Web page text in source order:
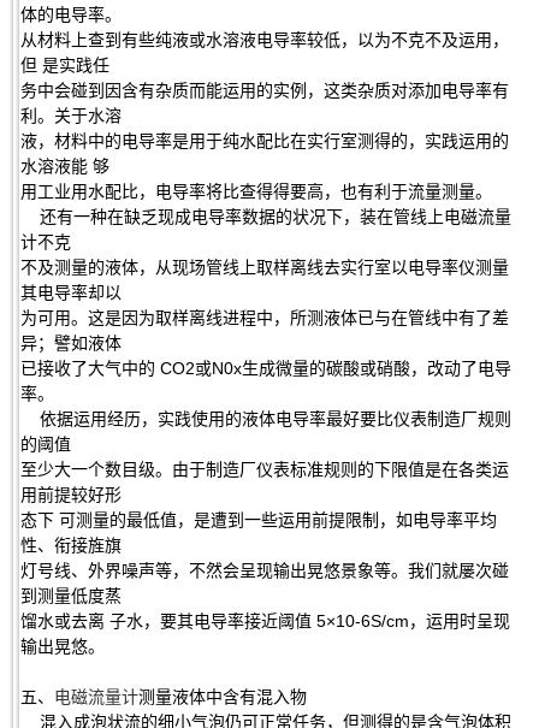
体的电导率。
从材料上查到有些纯液或水溶液电导率较低，以为不克不及运用，
但 是实践任
务中会碰到因含有杂质而能运用的实例，这类杂质对添加电导率有
利。关于水溶
液，材料中的电导率是用于纯水配比在实行室测得的，实践运用的
水溶液能 够
用工业用水配比，电导率将比查得得要高，也有利于流量测量。
还有一种在缺乏现成电导率数据的状况下，装在管线上电磁流量
计不克
不及测量的液体，从现场管线上取样离线去实行室以电导率仪测量
其电导率却以
为可用。这是因为取样离线进程中，所测液体已与在管线中有了差
异；譬如液体
已接收了大气中的 CO2或N0x生成微量的碳酸或硝酸，改动了电导
率。
依据运用经历，实践使用的液体电导率最好要比仪表制造厂规则
的阈值
至少大一个数目级。由于制造厂仪表标准规则的下限值是在各类运
用前提较好形
态下 可测量的最低值，是遭到一些运用前提限制，如电导率平均
性、衔接旌旗
灯号线、外界噪声等，不然会呈现输出晃悠景象等。我们就屡次碰
到测量低度蒸
馏水或去离 子水，要其电导率接近阈值 5×10-6S/cm，运用时呈现
输出晃悠。
五、 电磁流量计测量液体中含有混入物
混入成泡状流的细小气泡仍可正常任务，但测得的是含气泡体积